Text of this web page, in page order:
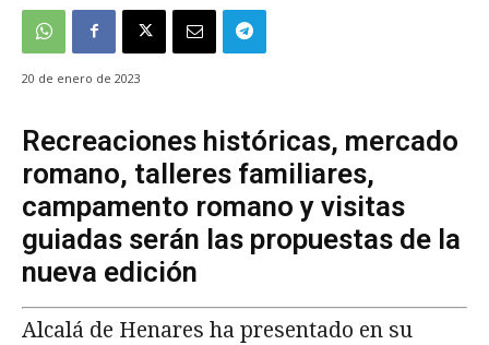
20 de enero de 2023
Recreaciones históricas, mercado
romano, talleres familiares,
campamento romano y visitas
guiadas serán las propuestas de la
nueva edición
Alcalá de Henares ha presentado en su